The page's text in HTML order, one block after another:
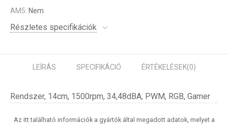
AM5: Nem
Részletes specifikációk
LEÍRÁS SPECIFIKÁCIÓ ÉRTÉKELÉSEK(0)
Rendszer, 14cm, 1500rpm, 34,48dBA, PWM, RGB, Gamer
Az itt található információk a gyártók által megadott adatok, melyet a